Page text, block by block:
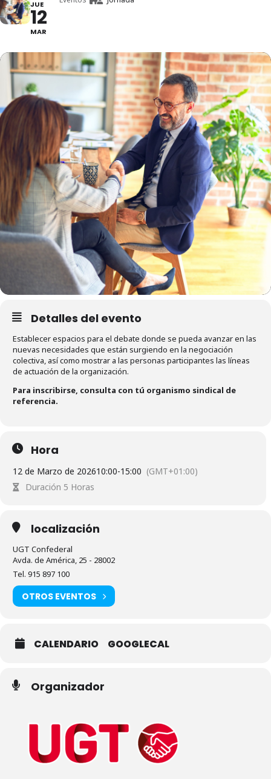
JUE
12
MAR
Detalles del evento
Establecer espacios para el debate donde se pueda avanzar en las
nuevas necesidades que están surgiendo en la negociación
colectiva, así como mostrar a las personas participantes las líneas
de actuación de la organización.
Para inscribirse, consulta con tú organismo sindical de
referencia.
Hora
12 de Marzo de 202610:00-15:00 (GMT+01:00)
Duración 5 Horas
localización
UGT Confederal
Avda. de América, 25 - 28002
Tel. 915 897 100
OTROS EVENTOS
CALENDARIO GOOGLECAL
Organizador